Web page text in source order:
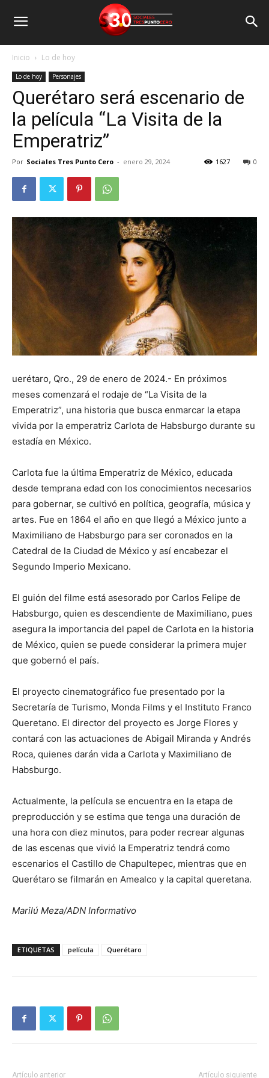
Inicio Lo de hoy
Lo de hoy Personajes
Querétaro será escenario de
la película “La Visita de la
Emperatriz”
Por Sociales Tres Punto Cero - enero 29, 2024 0
1627
uerétaro, Qro., 29 de enero de 2024.- En próximos
meses comenzará el rodaje de “La Visita de la
Emperatriz”, una historia que busca enmarcar la etapa
vivida por la emperatriz Carlota de Habsburgo durante su
estadía en México.
Carlota fue la última Emperatriz de México, educada
desde temprana edad con los conocimientos necesarios
para gobernar, se cultivó en política, geografía, música y
artes. Fue en 1864 el año en que llegó a México junto a
Maximiliano de Habsburgo para ser coronados en la
Catedral de la Ciudad de México y así encabezar el
Segundo Imperio Mexicano.
El guión del filme está asesorado por Carlos Felipe de
Habsburgo, quien es descendiente de Maximiliano, pues
asegura la importancia del papel de Carlota en la historia
de México, quien se puede considerar la primera mujer
que gobernó el país.
El proyecto cinematográfico fue presentado por la
Secretaría de Turismo, Monda Films y el Instituto Franco
Queretano. El director del proyecto es Jorge Flores y
contará con las actuaciones de Abigail Miranda y Andrés
Roca, quienes darán vida a Carlota y Maximiliano de
Habsburgo.
Actualmente, la película se encuentra en la etapa de
preproducción y se estima que tenga una duración de
una hora con diez minutos, para poder recrear algunas
de las escenas que vivió la Emperatriz tendrá como
escenarios el Castillo de Chapultepec, mientras que en
Querétaro se filmarán en Amealco y la capital queretana.
Marilú Meza/ADN Informativo
ETIQUETAS película Querétaro
Artículo anterior Artículo siguiente